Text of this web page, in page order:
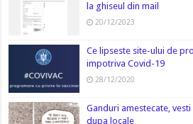
la ghiseul din mail
20/12/2023
Ce lipseste site-ului de
impotriva Covid-19
28/12/2020
Ganduri amestecate,
dupa locale